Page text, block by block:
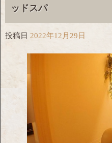
ッドスパ
投稿日 2022年12月29日